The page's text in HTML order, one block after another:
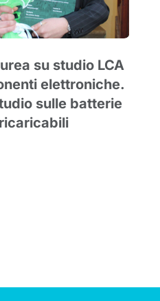
su studio LCA
elettroniche.
sulle batterie
ricaricabili